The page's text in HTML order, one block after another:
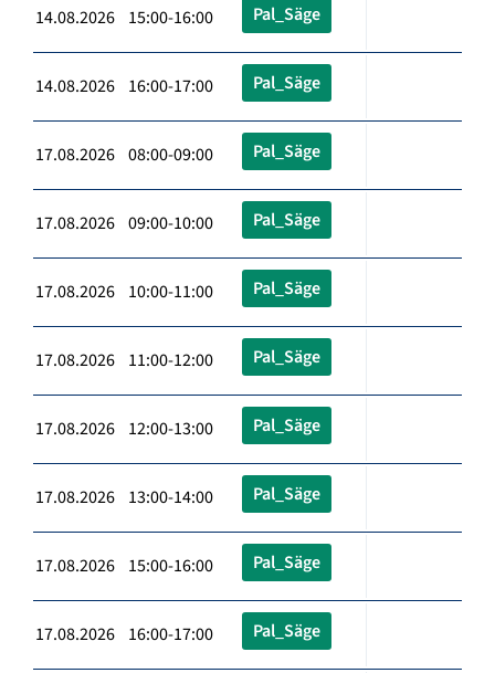
14.08.2026 15:00-16:00 Pal_Säge
14.08.2026 16:00-17:00 Pal_Säge
17.08.2026 08:00-09:00 Pal_Säge
17.08.2026 09:00-10:00 Pal_Säge
17.08.2026 10:00-11:00 Pal_Säge
17.08.2026 11:00-12:00 Pal_Säge
17.08.2026 12:00-13:00 Pal_Säge
17.08.2026 13:00-14:00 Pal_Säge
17.08.2026 15:00-16:00 Pal_Säge
17.08.2026 16:00-17:00 Pal_Säge